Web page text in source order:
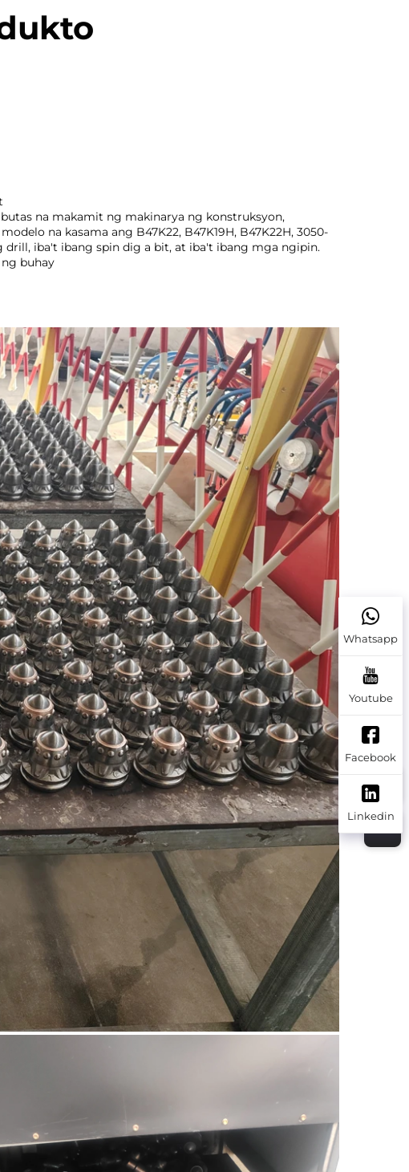
na makamit ng makinarya ng konstruksyon,
na kasama ang B47K22, B47K19H, B47K22H, 3050-
drill, iba't ibang spin dig a bit, at iba't ibang mga ngipin.
ng buhay
Whatsapp
Youtube
Facebook
Linkedin